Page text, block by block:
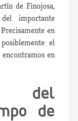
de Finojosa,
importante
en
el
en
del
de